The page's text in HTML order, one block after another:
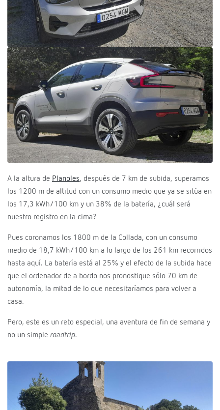
A la altura de Planoles, después de 7 km de subida, superamos
los 1200 m de altitud con un consumo medio que ya se sitúa en
los 17,3 kWh/100 km y un 38% de la batería, ¿cuál será
nuestro registro en la cima?
Pues coronamos los 1800 m de la Collada, con un consumo
medio de 18,7 kWh/100 km a lo largo de los 261 km recorridos
hasta aquí. La batería está al 25% y el efecto de la subida hace
que el ordenador de a bordo nos pronostique sólo 70 km de
autonomía, la mitad de lo que necesitaríamos para volver a
casa.
Pero, este es un reto especial, una aventura de fin de semana y
no un simple roadtrip.